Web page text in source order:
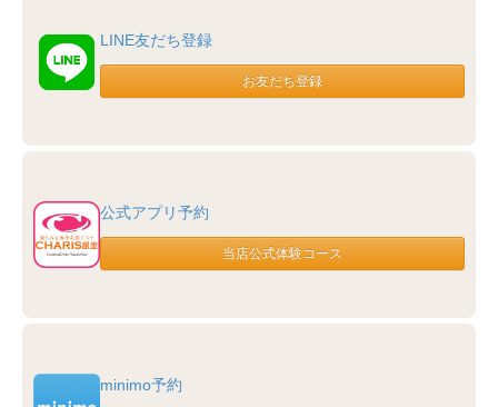
LINE友だち登録
公式アプリ予約
minimo予約